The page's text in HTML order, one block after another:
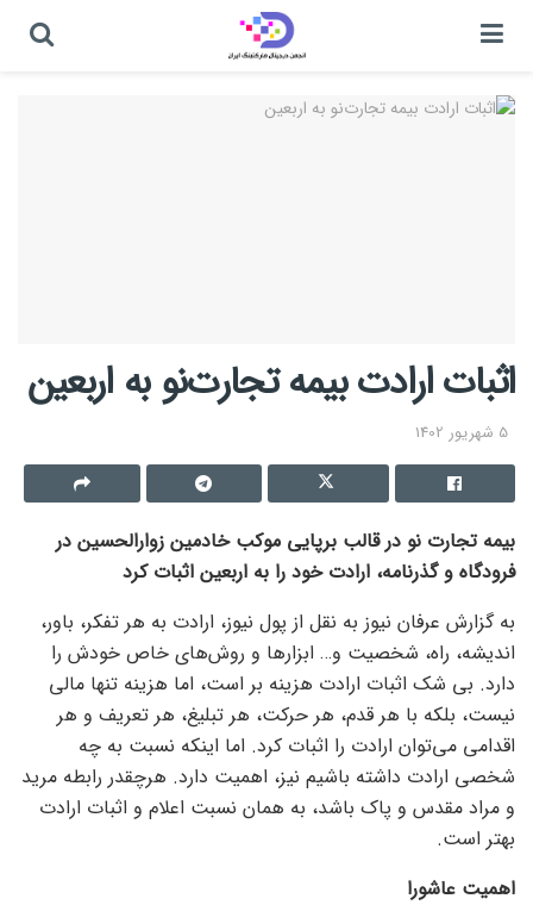
اثبات ارادت بیمه تجارت‌نو به اربعین
5 شهریور 1402
بیمه تجارت نو در قالب برپایی موکب خادمین زوارالحسین در
فرودگاه و گذرنامه، ارادت خود را به اربعین اثبات کرد
به گزارش عرفان نیوز به نقل از پول نیوز، ارادت به هر تفکر، باور،
اندیشه، راه، شخصیت و… ابزار‌ها و روش‌های خاص خودش را
دارد. بی شک اثبات ارادت هزینه بر است، اما هزینه تنها مالی
نیست، بلکه با هر قدم، هر حرکت، هر تبلیغ، هر تعریف و هر
اقدامی می‌توان ارادت را اثبات کرد. اما اینکه نسبت به چه
شخصی ارادت داشته باشیم نیز، اهمیت دارد. هرچقدر رابطه مرید
و مراد مقدس و پاک باشد، به همان نسبت اعلام و اثبات ارادت
بهتر است.
اهمیت عاشورا